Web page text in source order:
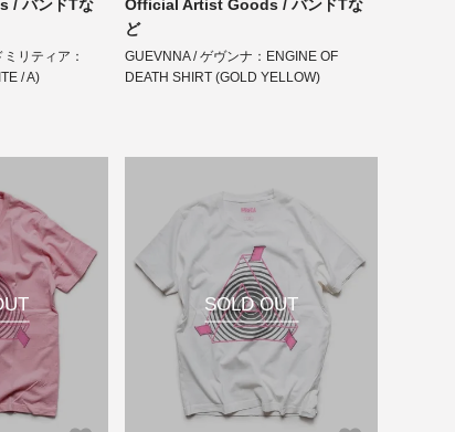
/ バンドTな
リティア：
/ A)
Official Artist Goods / バンドTな
ど
GUEVNNA / ゲヴンナ：ENGINE OF
DEATH SHIRT (GOLD YELLOW)
SOLD OUT